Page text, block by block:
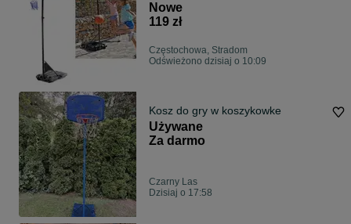
Nowe
119 zł
Częstochowa, Stradom
Odświeżono dzisiaj o 10:09
Kosz do gry w koszykowke
Używane
Za darmo
Czarny Las
Dzisiaj o 17:58